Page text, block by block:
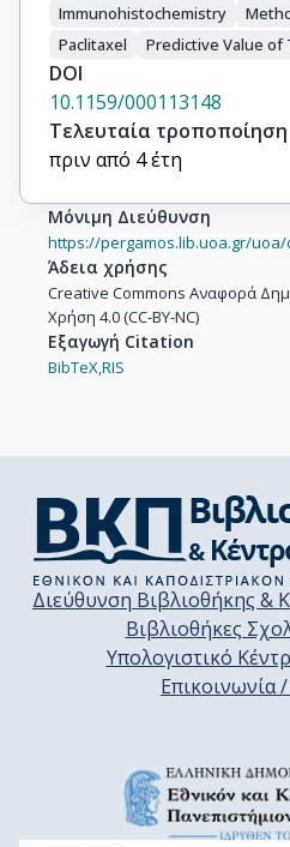
Immunohistochemistry
Paclitaxel
Predictive Value of
DOI
10.1159/000113148
Τελευταία τροποποίηση
πριν από 4 έτη
Μόνιμη Διεύθυνση
https://pergamos.lib.uoa.gr/uoa/
Άδεια χρήσης
Creative Commons Αναφορά
Χρήση 4.0 (CC-BY-NC)
Εξαγωγή Citation
BibTeX,RIS
Διεύθυνση Βιβλιοθήκης
Βιβλιοθήκες
Υπολογιστικό
Επικοινωνία